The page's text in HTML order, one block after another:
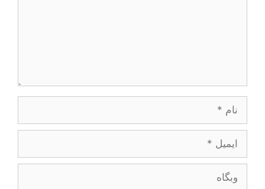
وبگاه